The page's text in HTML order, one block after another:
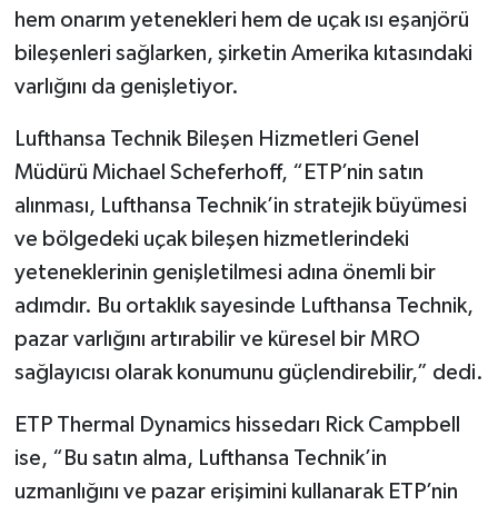
hem onarım yetenekleri hem de uçak ısı eşanjörü
bileşenleri sağlarken, şirketin Amerika kıtasındaki
varlığını da genişletiyor.
Lufthansa Technik Bileşen Hizmetleri Genel
Müdürü Michael Scheferhoff, “ETP’nin satın
alınması, Lufthansa Technik’in stratejik büyümesi
ve bölgedeki uçak bileşen hizmetlerindeki
yeteneklerinin genişletilmesi adına önemli bir
adımdır. Bu ortaklık sayesinde Lufthansa Technik,
pazar varlığını artırabilir ve küresel bir MRO
sağlayıcısı olarak konumunu güçlendirebilir,” dedi.
ETP Thermal Dynamics hissedarı Rick Campbell
ise, “Bu satın alma, Lufthansa Technik’in
uzmanlığını ve pazar erişimini kullanarak ETP’nin